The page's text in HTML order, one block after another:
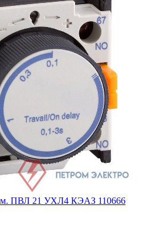
ПВЛ 21 УХЛ4 КЭАЗ 110666